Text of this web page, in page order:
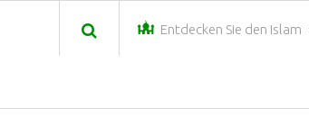
Entdecken Sie den Islam